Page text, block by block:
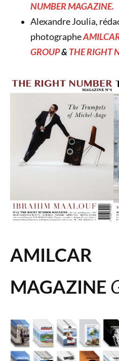
NUMBER MAGAZINE.
Alexandre Joulia,
photographe
GROUP& THE RIGHT
AMILCAR
MAGAZINE